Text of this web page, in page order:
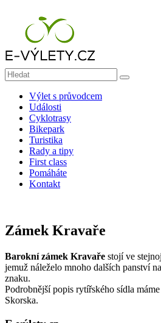
E-výlety | Dobrodružné výlety na
Výlet s průvodcem
Události
Cyklotrasy
Bikepark
Turistika
Rady a tipy
First class
Pomáháte
Kontakt
Zámek Kravaře
Barokní zámek Kravaře stojí ve
jemuž náleželo mnoho dalších panství
znaku.
Podrobnější popis rytířského sídla
Skorska.